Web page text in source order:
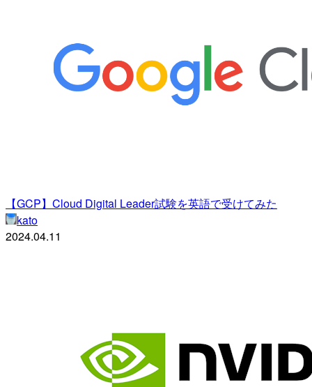
【GCP】Cloud Digital Leader試験を英語で受けてみた
kato
2024.04.11